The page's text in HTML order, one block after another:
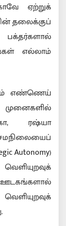
ஏற்றுக்
தலைக்குப்
பக்தர்களால்
எல்லாம்
எண்ணெய்
ரஷ்யா
Autonomy)